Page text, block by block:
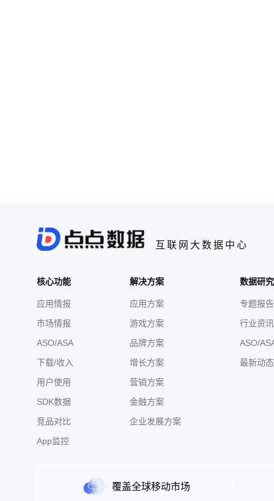
互联网大数据中心
核心功能
应用情报
市场情报
ASO/ASA
下载/收入
用户使用
SDK数据
竞品对比
App监控
解决方案
应用方案
游戏方案
品牌方案
增长方案
营销方案
金融方案
企业发展方案
数据研
专题报告
行业资讯
ASO/
最新动态
覆盖全球移动市场